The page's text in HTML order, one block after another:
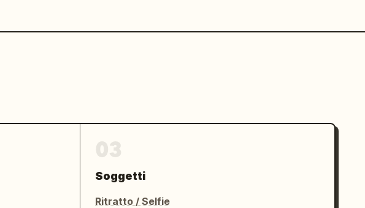
Soggetti
Ritratto / Selfie